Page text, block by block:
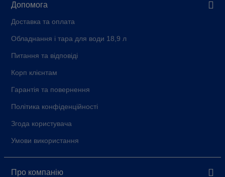
Допомога
Доставка та оплата
Обладнання і тара для води 18,9 л
Питання та відповіді
Корп клієнтам
Гарантія та повернення
Політика конфіденційності
Згода користувача
Умови використання
Про компанію